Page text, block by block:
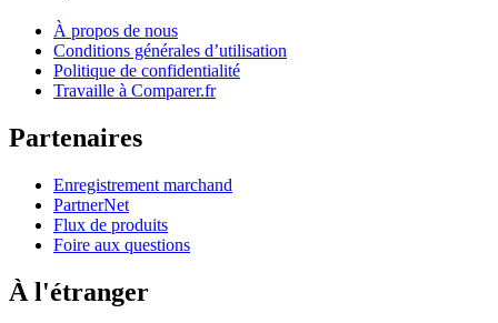
À propos de nous
Conditions générales d’utilisation
Politique de confidentialité
Travaille à Comparer.fr
Partenaires
Enregistrement marchand
PartnerNet
Flux de produits
Foire aux questions
À l'étranger